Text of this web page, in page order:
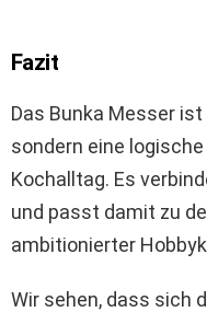
Fazit
Das Bunka Messer
sondern eine
Kochalltag. Es
und passt damit zu
ambitionierter
Wir sehen, dass sich